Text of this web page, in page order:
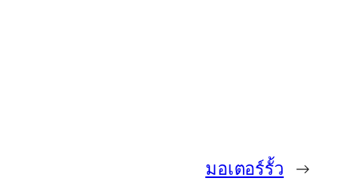
มอเตอร์รั้ว →